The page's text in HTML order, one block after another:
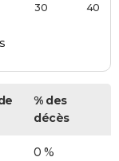
30 40
% des
décès
0 %